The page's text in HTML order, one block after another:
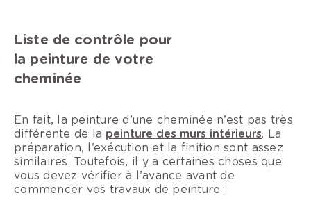
Liste de contrôle pour
la peinture de votre
cheminée
En fait, la peinture d’une cheminée n’est pas très
différente de la peinture des murs intérieurs. La
préparation, l’exécution et la finition sont assez
similaires. Toutefois, il y a certaines choses que
vous devez vérifier à l’avance avant de
commencer vos travaux de peinture :